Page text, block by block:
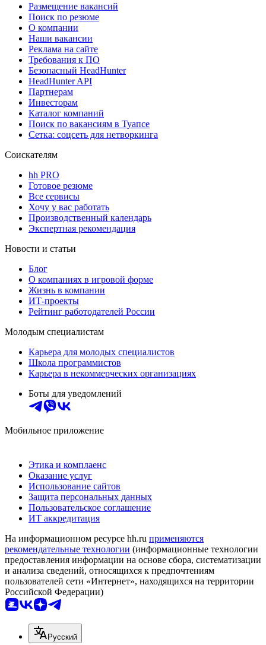
Размещение вакансий
Поиск по резюме
О компании
Наши вакансии
Реклама на сайте
Требования к ПО
Безопасный HeadHunter
HeadHunter API
Партнерам
Инвесторам
Каталог компаний
Поиск по вакансиям в Туапсе
Сетка: соцсеть для нетворкинга
Соискателям
hh PRO
Готовое резюме
Все сервисы
Хочу у вас работать
Производственный календарь
Экспертная рекомендация
Новости и статьи
Блог
О компаниях в игровой форме
Жизнь в компании
ИТ-проекты
Рейтинг работодателей России
Молодым специалистам
Карьера для молодых специалистов
Школа программистов
Карьера в некоммерческих организациях
Боты для уведомлений
Мобильное приложение
Этика и комплаенс
Оказание услуг
Использование сайтов
Защита персональных данных
Пользовательское соглашение
ИТ аккредитация
На информационном ресурсе hh.ru применяются
рекомендательные технологии (информационные технологии
предоставления информации на основе сбора, систематизации
и анализа сведений, относящихся к предпочтениям
пользователей сети «Интернет», находящихся на территории
Российской Федерации)
Русский